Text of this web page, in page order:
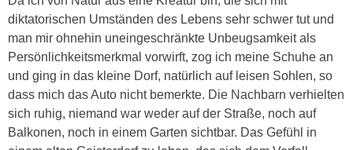
diktatorischen Umständen des Lebens sehr schwer tut und
man mir ohnehin uneingeschränkte Unbeugsamkeit als
Persönlichkeitsmerkmal vorwirft, zog ich meine Schuhe an
und ging in das kleine Dorf, natürlich auf leisen Sohlen, so
dass mich das Auto nicht bemerkte. Die Nachbarn verhielten
sich ruhig, niemand war weder auf der Straße, noch auf
Balkonen, noch in einem Garten sichtbar. Das Gefühl in